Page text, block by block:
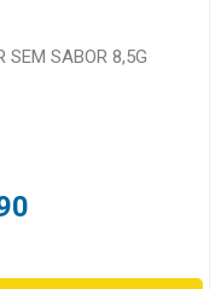
SEM SABOR 8,5G